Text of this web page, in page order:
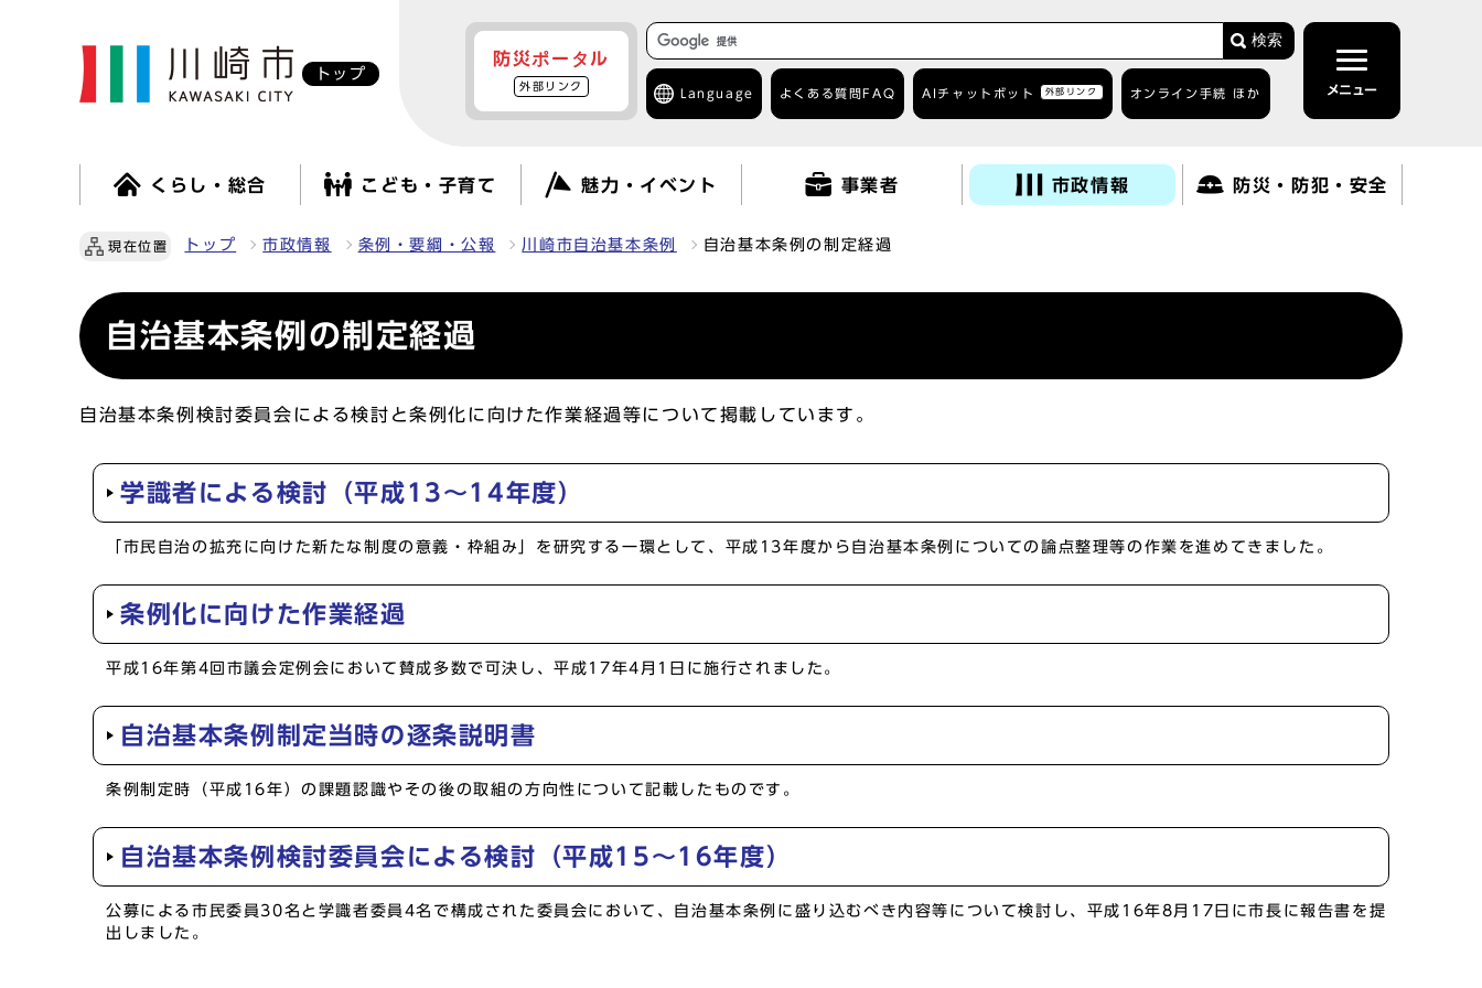
トップ
防災ポータル
外部リンク
検索
Language よくある質問 FAQ AIチャットボット 外部リンク オンライン手続 ほか メニュー
くらし・総合 こども・子育て 魅力・イベント 事業者 市政情報 防災・防犯・安全
現在位置 トップ 市政情報 条例・要綱・公報 川崎市自治基本条例 自治基本条例の制定経過
自治基本条例の制定経過
自治基本条例検討委員会による検討と条例化に向けた作業経過等について掲載しています。
学識者による検討（平成13～14年度）
「市民自治の拡充に向けた新たな制度の意義・枠組み」を研究する一環として、平成13年度から自治基本条例についての論点整理等の作業を進めてきました。
条例化に向けた作業経過
平成16年第4回市議会定例会において賛成多数で可決し、平成17年4月1日に施行されました。
自治基本条例制定当時の逐条説明書
条例制定時（平成16年）の課題認識やその後の取組の方向性について記載したものです。
自治基本条例検討委員会による検討（平成15～16年度）
公募による市民委員30名と学識者委員4名で構成された委員会において、自治基本条例に盛り込むべき内容等について検討し、平成16年8月17日に市長に報告書を提
出しました。